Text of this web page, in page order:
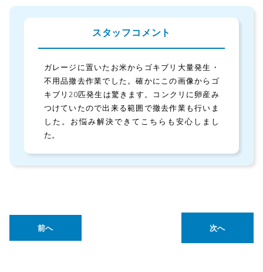
スタッフコメント
ガレージに置いたお米からゴキブリ大量発生・
不用品撤去作業でした。確かにこの画像からゴ
キブリ20匹発生は驚きます。コンクリに卵産み
つけていたので出来る範囲で撤去作業も行いま
した。お悩み解決できてこちらも安心しまし
た。
前へ 次へ